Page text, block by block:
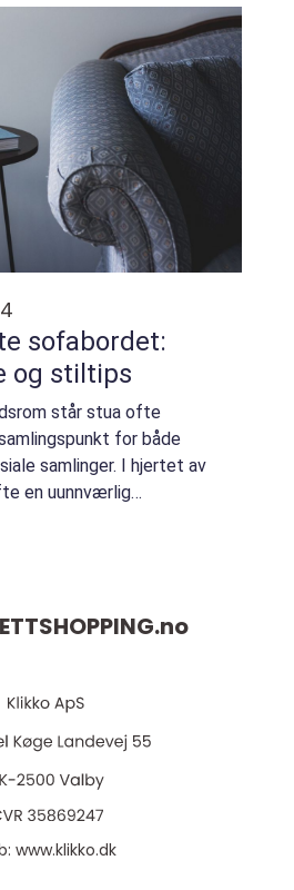
sofabordet:
og stiltips
står stua ofte
for både
samlinger. I hjertet av
en uunnværlig
no
www.klikko.dk